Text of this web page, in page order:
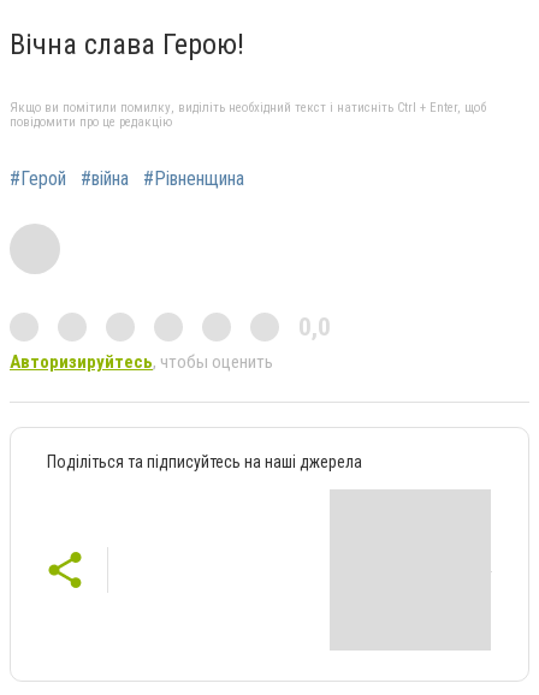
Вічна слава Герою!
Якщо ви помітили помилку, виділіть необхідний текст і натисніть Ctrl + Enter, щоб
повідомити про це редакцію
#Герой #війна #Рівненщина
0,0
Авторизируйтесь, чтобы оценить
Поділіться та підписуйтесь на наші джерела